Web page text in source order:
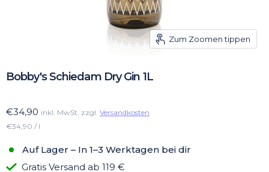
Zum Zoomen tippen
Bobby's Schiedam Dry Gin 1L
€34,90 inkl. MwSt. zzgl. Versandkosten
€34,90 / l
Auf Lager – In 1–3 Werktagen bei dir
Gratis Versand ab 119 €